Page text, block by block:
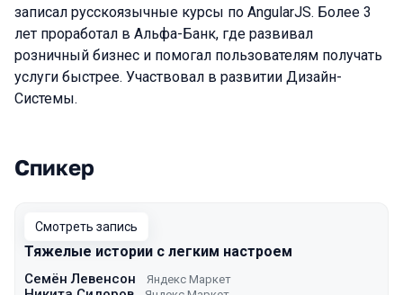
записал русскоязычные курсы по AngularJS. Более 3
лет проработал в Альфа-Банк, где развивал
розничный бизнес и помогал пользователям получать
услуги быстрее. Участвовал в развитии Дизайн-
Системы.
Выступления в сезоне 2022 Autumn
Спикер
Смотреть запись
Тяжелые истории с легким настроем
Семён Левенсон Яндекс Маркет